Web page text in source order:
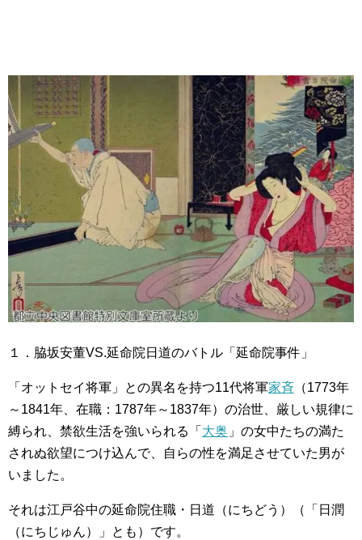
１．脇坂安董VS.延命院日道のバトル「延命院事件」
「オットセイ将軍」との異名を持つ11代将軍家斉 （1773年
～1841年、在職：1787年～1837年）の治世、厳しい規律に
縛られ、禁欲生活を強いられる「 大奥 」の女中たちの満た
されぬ欲望につけ込んで、自らの性を満足させていた男が
いました。
それは江戸谷中の延命院住職・日道（にちどう）（「日潤
（にちじゅん）」とも）です。